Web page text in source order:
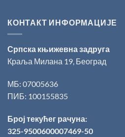
КОНТАКТ ИНФОРМАЦИЈЕ
Српска књижевна задруга
Краља Милана 19, Београд
МБ: 07005636
ПИБ: 100155835
Број текућег рачуна:
325-9500600007469-50